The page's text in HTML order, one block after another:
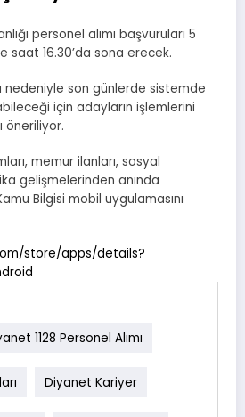
personel alımı başvuruları 5
saat 16.30’da sona erecek.
nedeniyle son günlerde sistemde
için adayların işlemlerini
öneriliyor.
memur ilanları, sosyal
gelişmelerinden anında
Bilgisi mobil uygulamasını
store/apps/details?
1128 Personel Alımı
Diyanet Kariyer